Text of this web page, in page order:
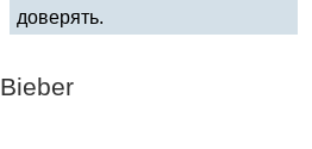
доверять.
Bieber